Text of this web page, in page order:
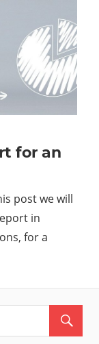
for an
post we will
in
for a